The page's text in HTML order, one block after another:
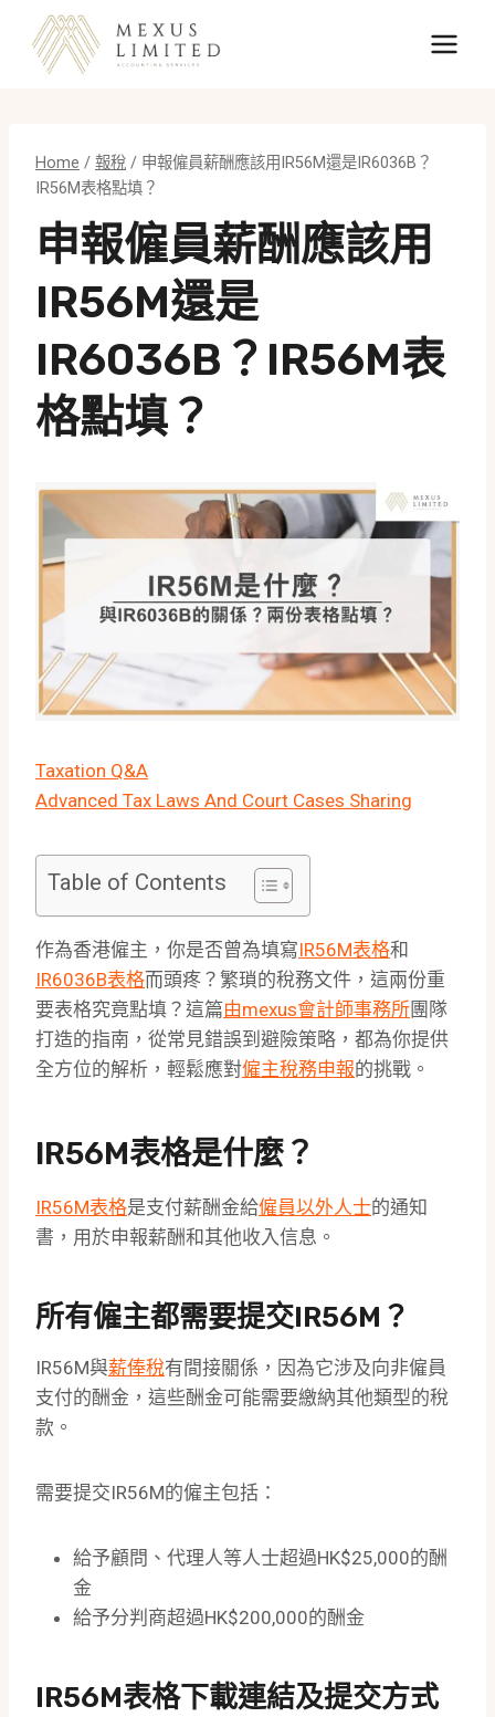
content
Home / 報稅 / 申報僱員薪酬應該用IR56M還是IR6036B？
IR56M表格點填？
申報僱員薪酬應該用
IR56M還是
IR6036B？IR56M表
格點填？
Taxation Q&A
Advanced Tax Laws And Court Cases Sharing
Table of Contents
作為香港僱主，你是否曾為填寫IR56M表格和
IR6036B表格而頭疼？繁瑣的稅務文件，這兩份重
要表格究竟點填？這篇由mexus會計師事務所團隊
打造的指南，從常見錯誤到避險策略，都為你提供
全方位的解析，輕鬆應對僱主稅務申報的挑戰。
IR56M表格是什麼？
IR56M表格是支付薪酬金給僱員以外人士的通知
書，用於申報薪酬和其他收入信息。
所有僱主都需要提交IR56M？
IR56M與薪俸稅有間接關係，因為它涉及向非僱員
支付的酬金，這些酬金可能需要繳納其他類型的稅
款。
需要提交IR56M的僱主包括：
給予顧問、代理人等人士超過HK$25,000的酬
金
給予分判商超過HK$200,000的酬金
IR56M表格下載連結及提交方式